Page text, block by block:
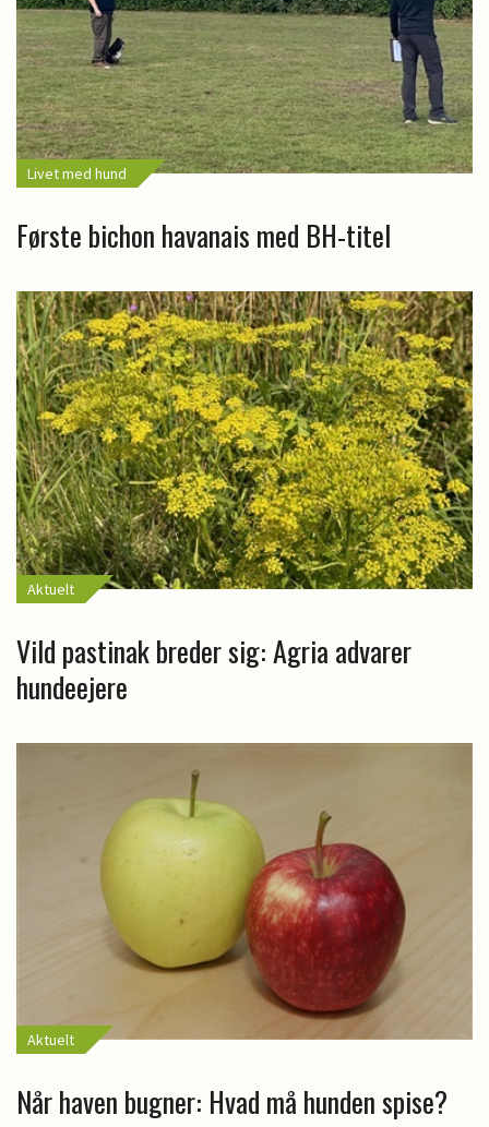
Livet med hund
Første bichon havanais med BH-titel
Aktuelt
Vild pastinak breder sig: Agria advarer
hundeejere
Aktuelt
Når haven bugner: Hvad må hunden spise?